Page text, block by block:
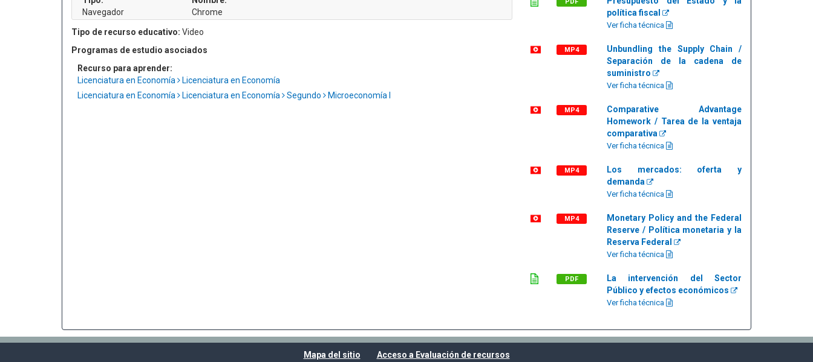
Navegador
Chrome
Tipo de recurso educativo: Video
Programas de estudio asociados
Recurso para aprender:
Licenciatura en Economía
Licenciatura en Economía
Licenciatura en Economía
Licenciatura en Economía Segundo Microeconomía I
política fiscal
Ver ficha técnica
MP4
Unbundling the Supply Chain /
Separación de la cadena de
suministro
Ver ficha técnica
MP4
Comparative Advantage
Homework / Tarea de la ventaja
comparativa
Ver ficha técnica
MP4
Los mercados: oferta y
demanda
Ver ficha técnica
MP4
Monetary Policy and the Federal
Reserve / Política monetaria y la
Reserva Federal
Ver ficha técnica
PDF
La intervención del Sector
Público y efectos económicos
Ver ficha técnica
Mapa del sitio Acceso a Evaluación de recursos